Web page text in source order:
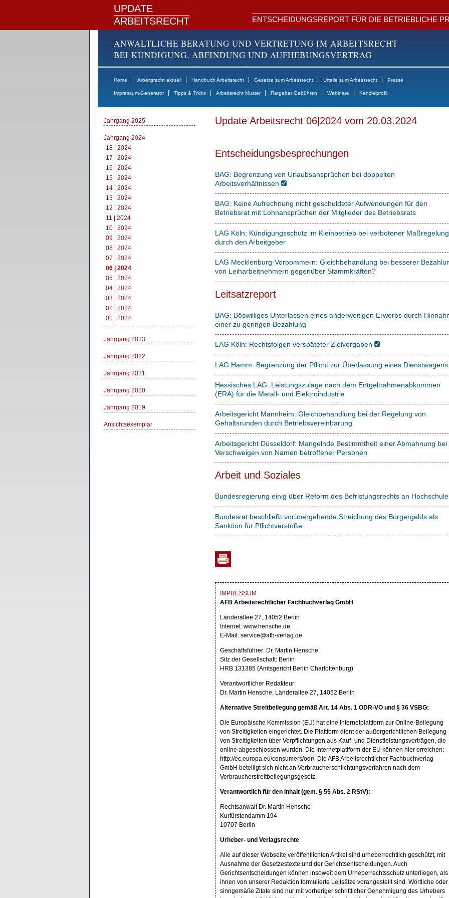
UPDATE
ARBEITSRECHT
ENTSCHEIDUNGSREPORT FÜR DIE BETRIEBLICHE
ANWALTLICHE BERATUNG UND VERTRETUNG IM ARBEITSRECHT
BEI KÜNDIGUNG, ABFINDUNG UND AUFHEBUNGSVERTRAG
Home Arbeitsrecht aktuell Handbuch Arbeitsrecht Gesetze zum Arbeitsrecht Urteile zum Arbeitsrecht Presse
Impressum-Generator Tipps & Tricks Arbeitsrecht Muster Ratgeber Gebühren Webinare Kanzleiprofil
Jahrgang 2025
Jahrgang 2024
18 | 2024
17 | 2024
16 | 2024
15 | 2024
14 | 2024
13 | 2024
12 | 2024
11 | 2024
10 | 2024
09 | 2024
08 | 2024
07 | 2024
06 | 2024
05 | 2024
04 | 2024
03 | 2024
02 | 2024
01 | 2024
Jahrgang 2023
Jahrgang 2022
Jahrgang 2021
Jahrgang 2020
Jahrgang 2019
Ansichtsexemplar
Update Arbeitsrecht 06|2024 vom 20.03.2024
Entscheidungsbesprechungen
BAG: Begrenzung von Urlaubsansprüchen bei doppelten
Arbeitsverhältnissen
BAG: Keine Aufrechnung nicht geschuldeter Aufwendungen für den
Betriebsrat mit Lohnansprüchen der Mitglieder des Betriebsrats
LAG Köln: Kündigungsschutz im Kleinbetrieb bei verbotener Maßregelung
durch den Arbeitgeber
LAG Mecklenburg-Vorpommern: Gleichbehandlung bei besserer
von Leiharbeitnehmern gegenüber Stammkräften?
Leitsatzreport
BAG: Böswilliges Unterlassen eines anderweitigen Erwerbs durch
einer zu geringen Bezahlung
LAG Köln: Rechtsfolgen verspäteter Zielvorgaben
LAG Hamm: Begrenzung der Pflicht zur Überlassung eines Dienstwagens
Hessisches LAG: Leistungszulage nach dem Entgeltrahmenabkommen
(ERA) für die Metall- und Elektroindustrie
Arbeitsgericht Mannheim: Gleichbehandlung bei der Regelung von
Gehaltsrunden durch Betriebsvereinbarung
Arbeitsgericht Düsseldorf: Mangelnde Bestimmtheit einer Abmahnung bei
Verschweigen von Namen betroffener Personen
Arbeit und Soziales
Bundesregierung einig über Reform des Befristungsrechts an
Bundesrat beschließt vorübergehende Streichung des Bürgergelds als
Sanktion für Pflichtverstöße
IMPRESSUM
AFB Arbeitsrechtlicher Fachbuchverlag GmbH
Länderallee 27, 14052 Berlin
Internet: www.hensche.de
E-Mail: service@afb-verlag.de
Geschäftsführer: Dr. Martin Hensche
Sitz der Gesellschaft: Berlin
HRB 131385 (Amtsgericht Berlin Charlottenburg)
Verantwortlicher Redakteur:
Dr. Martin Hensche, Länderallee 27, 14052 Berlin
Alternative Streitbeilegung gemäß Art. 14 Abs. 1 ODR-VO und § 36 VSBG:
Die Europäische Kommission (EU) hat eine Internetplattform zur Online-Beilegung
von Streitigkeiten eingerichtet. Die Plattform dient der außergerichtlichen Beilegung
von Streitigkeiten über Verpflichtungen aus Kauf- und Dienstleistungsverträgen, die
online abgeschlossen wurden. Die Internetplattform der EU können hier erreichen:
http://ec.europa.eu/consumers/odr/. Die AFB Arbeitsrechtlicher Fachbuchverlag
GmbH beteiligt sich nicht an Verbraucherschlichtungsverfahren nach dem
Verbraucherstreitbeilegungsgesetz.
Verantwortlich für den Inhalt (gem. § 55 Abs. 2 RStV):
Rechtsanwalt Dr. Martin Hensche
Kurfürstendamm 194
10707 Berlin
Urheber- und Verlagsrechte
Alle auf dieser Webseite veröffentlichten Artikel sind urheberrechtlich geschützt, mit
Ausnahme der Gesetzestexte und der Gerichtsentscheidungen. Auch
Gerichtsentscheidungen können insoweit dem Urheberrechtsschutz unterliegen, als
ihnen von unserer Redaktion formulierte Leitsätze vorangestellt sind. Wörtliche oder
sinngemäße Zitate sind nur mit vorheriger schriftlicher Genehmigung des Urhebers